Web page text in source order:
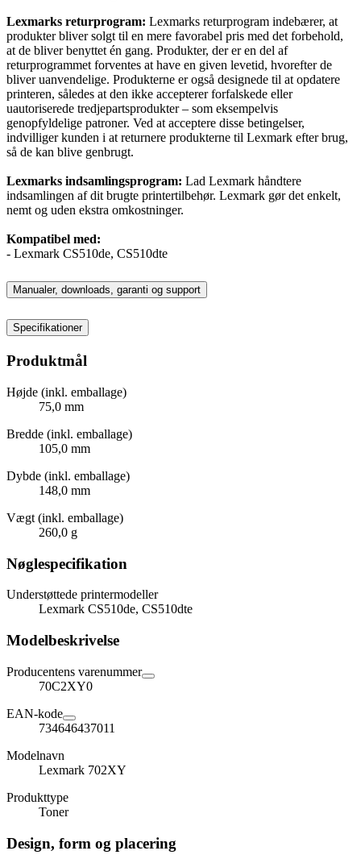
Lexmarks returprogram: Lexmarks returprogram indebærer, at
produkter bliver solgt til en mere favorabel pris med det forbehold,
at de bliver benyttet én gang. Produkter, der er en del af
returprogrammet forventes at have en given levetid, hvorefter de
bliver uanvendelige. Produkterne er også designede til at opdatere
printeren, således at den ikke accepterer forfalskede eller
uautoriserede tredjepartsprodukter – som eksempelvis
genopfyldelige patroner. Ved at acceptere disse betingelser,
indvilliger kunden i at returnere produkterne til Lexmark efter brug,
så de kan blive genbrugt.
Lexmarks indsamlingsprogram: Lad Lexmark håndtere
indsamlingen af dit brugte printertilbehør. Lexmark gør det enkelt,
nemt og uden ekstra omkostninger.
Kompatibel med:
- Lexmark CS510de, CS510dte
Manualer, downloads, garanti og support
Specifikationer
Produktmål
Højde (inkl. emballage)
75,0 mm
Bredde (inkl. emballage)
105,0 mm
Dybde (inkl. emballage)
148,0 mm
Vægt (inkl. emballage)
260,0 g
Nøglespecifikation
Understøttede printermodeller
Lexmark CS510de, CS510dte
Modelbeskrivelse
Producentens varenummer
70C2XY0
EAN-kode
734646437011
Modelnavn
Lexmark 702XY
Produkttype
Toner
Design, form og placering